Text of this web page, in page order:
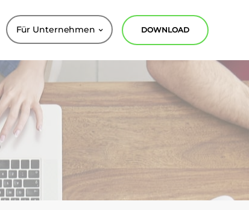
Für Unternehmen DOWNLOAD